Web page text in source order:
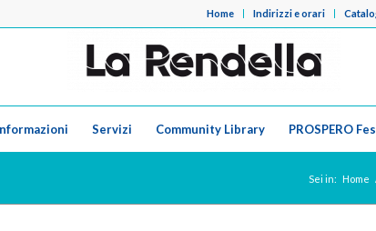
Home Indirizzi e orari
Servizi Community Library PROSPERO
Sei in: Home